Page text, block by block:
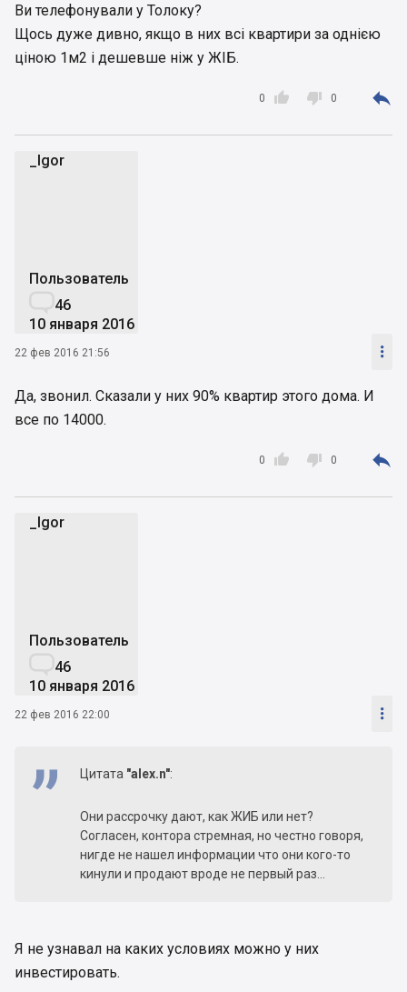
Ви телефонували у Толоку?
Щось дуже дивно, якщо в них всі квартири за однією
ціною 1м2 і дешевше ніж у ЖІБ.

0  0 
_Igor
Пользователь
46
10 января 2016
22 фев 2016 21:56 
Да, звонил. Сказали у них 90% квартир этого дома. И
все по 14000.

0  0 
_Igor
Пользователь
46
10 января 2016
22 фев 2016 22:00 
Цитата "alex.n":
Они рассрочку дают, как ЖИБ или нет?
Согласен, контора стремная, но честно говоря,
нигде не нашел информации что они кого-то
кинули и продают вроде не первый раз...
Я не узнавал на каких условиях можно у них
инвестировать.